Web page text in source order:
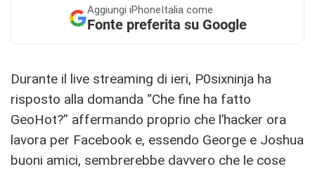
Aggiungi iPhoneItalia come
Fonte preferita su Google
Durante il live streaming di ieri, P0sixninja ha
risposto alla domanda “Che fine ha fatto
GeoHot?” affermando proprio che l’hacker ora
lavora per Facebook e, essendo George e Joshua
buoni amici, sembrerebbe davvero che le cose